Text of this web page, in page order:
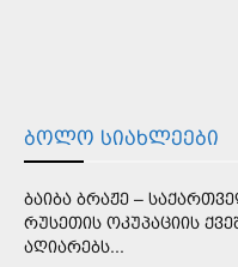
ᲑᲝᲚᲝ ᲡᲘᲐᲮᲚᲔᲔᲑᲘ
ᲑᲐᲘᲑᲐ ᲑᲠᲐᲟᲔ –
ᲠᲣᲡᲔᲗᲘᲡ ᲝᲙᲣᲞᲐᲪᲘᲘᲡ
ᲐᲦᲘᲐᲠᲔᲑᲡ...